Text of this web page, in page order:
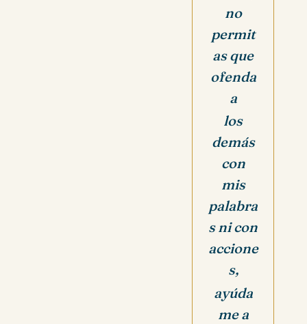
no
permit
as que
ofenda
a
los
demás
con
mis
palabra
s ni con
accione
s,
ayúda
me a